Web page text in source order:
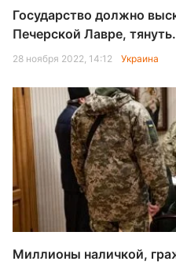
Государство должно
Печерской Лавре,
28 ноября 2022, 14:12 Украина
Миллионы наличкой,